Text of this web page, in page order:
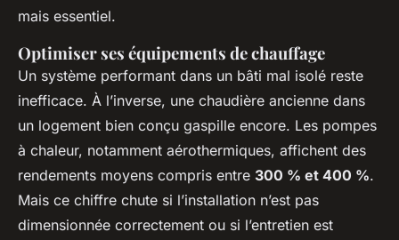
mais essentiel.
Optimiser ses équipements de chauffage
Un système performant dans un bâti mal isolé reste
inefficace. À l’inverse, une chaudière ancienne dans
un logement bien conçu gaspille encore. Les pompes
à chaleur, notamment aérothermiques, affichent des
rendements moyens compris entre 300 % et 400 %.
Mais ce chiffre chute si l’installation n’est pas
dimensionnée correctement ou si l’entretien est